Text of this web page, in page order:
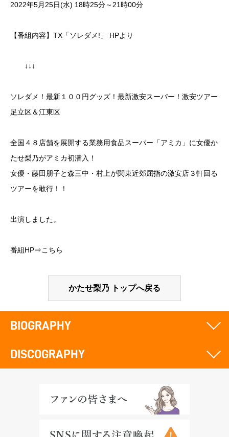
2022年5月25日(水) 18時25分～21時00分
【番組内容】TX「ソレダメ!」 HPより
↓↓↓
ソレダメ！最新１００円グッズ！最新激安スーパー！激安ツアー
足立区＆江東区
全国４８店舗を展開する業務用食品スーパー「アミカ」に女優か
たせ梨乃がアミカ初潜入！
女優・藤田朋子と森三中・村上が関東近郊屈指の激安店３軒回る
ツアーを敢行！！
出演しました。
番組HP⇒こちら
かたせ梨乃 トップへ戻る
BIOGRAPHY
DISCOGRAPHY